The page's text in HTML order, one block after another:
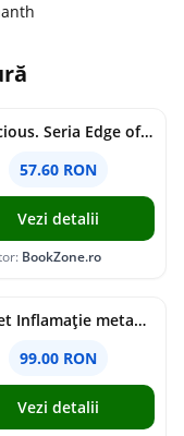
Voracious. Seria Edge of Darkness Vol.2
57.60 RON
Vezi detalii
BookZone.ro
Pachet Inflamație metabolism și creier
99.00 RON
Vezi detalii